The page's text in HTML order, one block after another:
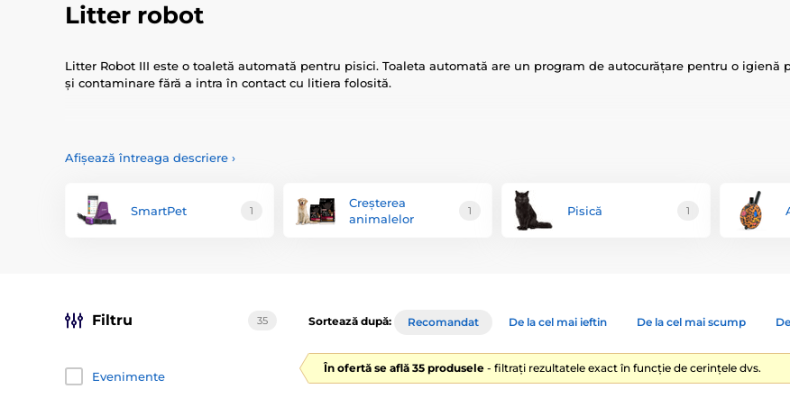
Litter robot
Litter Robot III este o toaletă automată pentru pisici. Toaleta automată are un program de autocurățare pentru o igienă
și contaminare fără a intra în contact cu litiera folosită.
Afișează întreaga descriere ›
SmartPet 1
Creșterea
animalelor
1 Pisică 1
Filtru 35
Evenimente
Sortează după: Recomandat De la cel mai ieftin De la cel mai scump
În ofertă se află 35 produsele - filtrați rezultatele exact în funcție de cerințele dvs.